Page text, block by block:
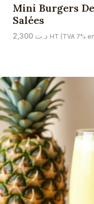
Mini Burgers
Salées
د.ت 2,300 HT (TVA 7%